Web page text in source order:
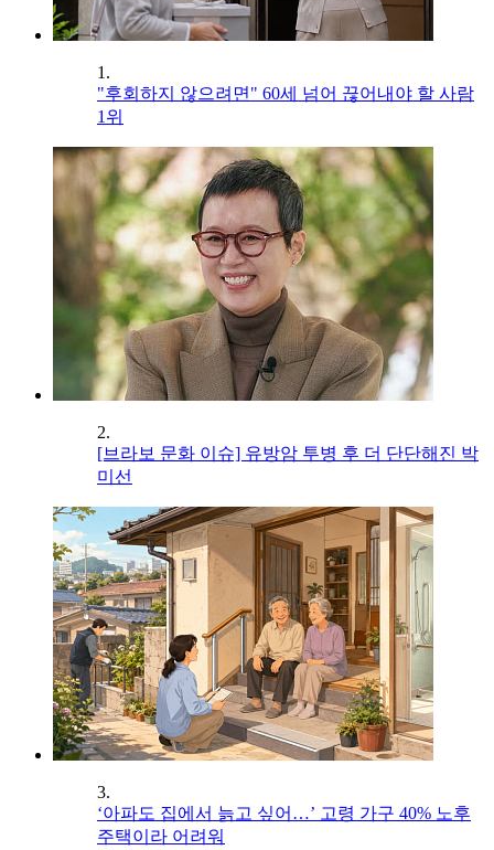
1.
"후회하지 않으려면" 60세 넘어 끊어내야 할 사람
1위
2.
[브라보 문화 이슈] 유방암 투병 후 더 단단해진 박
미선
3.
‘아파도 집에서 늙고 싶어…’ 고령 가구 40% 노후
주택이라 어려워